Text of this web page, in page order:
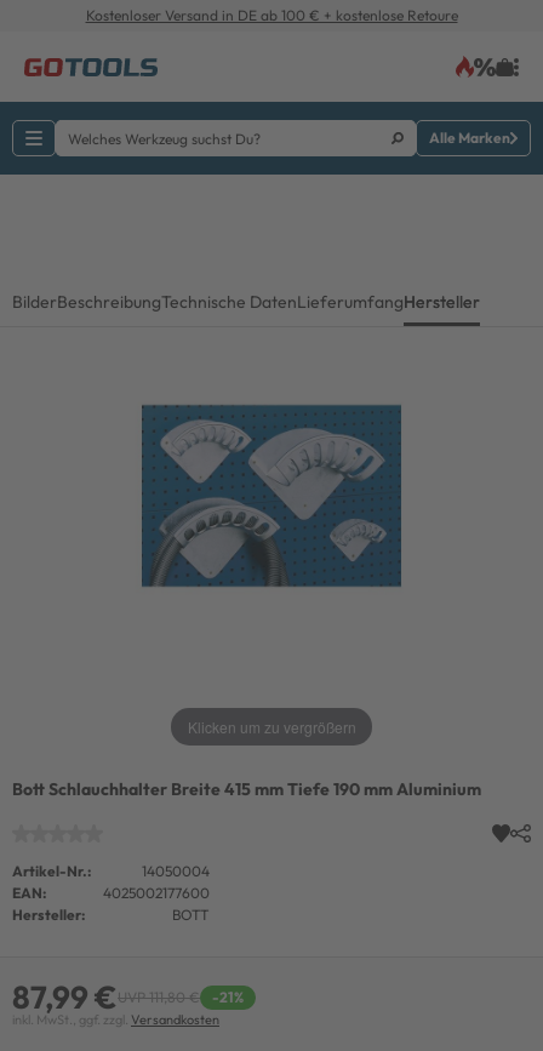
Kostenloser Versand in DE ab 100 € + kostenlose Retoure
Alle Marken
BilderBeschreibungTechnische DatenLieferumfangHersteller
Klicken um zu vergrößern
Bott Schlauchhalter Breite 415 mm Tiefe 190 mm Aluminium
Artikel-Nr.:
14050004
EAN:
4025002177600
Hersteller:
BOTT
87,99 €UVP 111,80 € -21%
inkl. MwSt., ggf. zzgl. Versandkosten